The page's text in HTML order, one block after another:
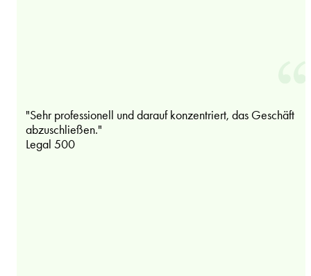
"Sehr professionell und darauf konzentriert, das Geschäft
abzuschließen."
Legal 500